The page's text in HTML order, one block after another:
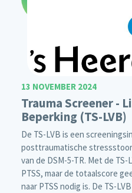
13 NOVEMBER 2024
Trauma Screener -
Beperking (TS-LVB)
De TS-LVB is een
posttraumatische
van de DSM-5-TR. Met de
PTSS, maar de totaalscore
naar PTSS nodig is. De TS-